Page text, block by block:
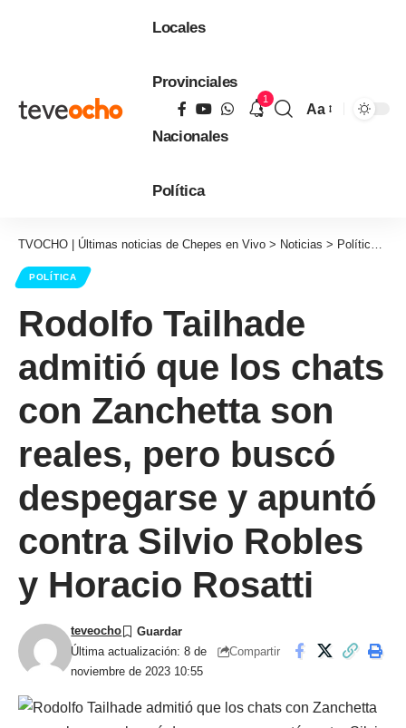
Locales
Provinciales
Nacionales
Política
1
Aa
TVOCHO | Últimas noticias de Chepes en Vivo > Noticias > Política >
POLÍTICA
Rodolfo Tailhade
admitió que los chats
con Zanchetta son
reales, pero buscó
despegarse y apuntó
contra Silvio Robles
y Horacio Rosatti
Última actualización: 8 de
noviembre de 2023 10:55
teveocho
Compartir